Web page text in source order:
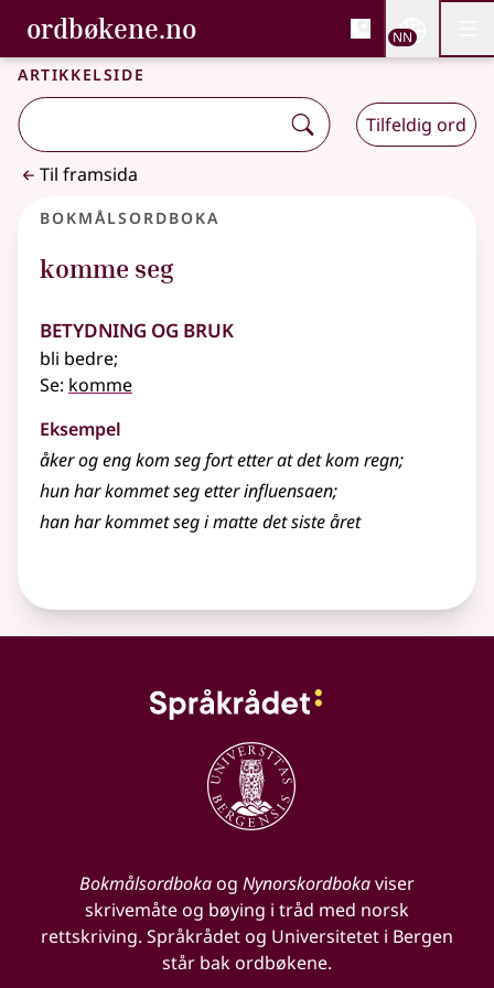
Gå til hovudinnhald
Tilgjenge
ordbøkene.no, Bokmålsordboka og
Bokmålsordboka og Nynorskordboka
NN
Artikkelside
Tilfeldig ord
Til framsida
Bokmålsordboka
komme seg
Betydning og bruk
bli bedre;
Se: komme
Eksempel
åker og eng kom seg fort etter at det kom regn;
hun harkommetseg etter influensaen;
han har kommet seg i matte det siste året
Bokmålsordbokaog Nynorskordbokaviser
skrivemåte og bøying i tråd med norsk
rettskriving. Språkrådet og Universitetet i Bergen
står bak ordbøkene.